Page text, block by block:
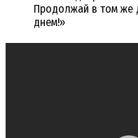
Продолжай в том же
днем!»